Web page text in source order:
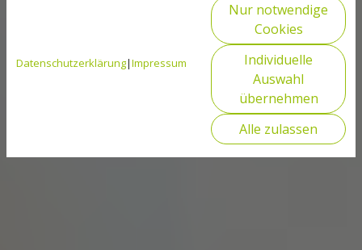
Datenschutzerklärung|Impressum
Nur notwendige
Cookies
Individuelle
Auswahl
übernehmen
Alle zulassen